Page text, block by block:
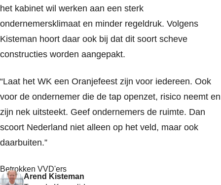
het kabinet wil werken aan een sterk
ondernemersklimaat en minder regeldruk. Volgens
Kisteman hoort daar ook bij dat dit soort scheve
constructies worden aangepakt.
“Laat het WK een Oranjefeest zijn voor iedereen. Ook
voor de ondernemer die de tap openzet, risico neemt en
zijn nek uitsteekt. Geef ondernemers de ruimte. Dan
scoort Nederland niet alleen op het veld, maar ook
daarbuiten.”
Betrokken VVD'ers
Arend Kisteman